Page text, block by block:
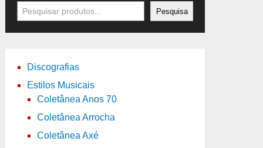
Pesquisa
Discografias
Estilos Musicais
Coletânea Anos 70
Coletânea Arrocha
Coletânea Axé